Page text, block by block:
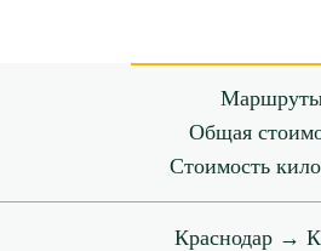
Общая
Стоимость
Краснодар →